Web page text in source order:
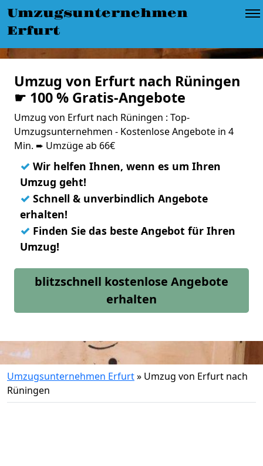
Umzugsunternehmen
Erfurt
Umzug von Erfurt nach Rüningen
☛ 100 % Gratis-Angebote
Umzug von Erfurt nach Rüningen : Top-
Umzugsunternehmen - Kostenlose Angebote in 4
Min. ➨ Umzüge ab 66€
✓ Wir helfen Ihnen, wenn es um Ihren
Umzug geht!
✓ Schnell & unverbindlich Angebote
erhalten!
✓ Finden Sie das beste Angebot für Ihren
Umzug!
blitzschnell kostenlose Angebote
erhalten
Umzugsunternehmen Erfurt» Umzug von Erfurt nach
Rüningen